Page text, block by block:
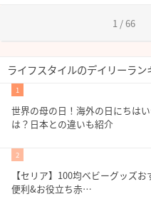
1 / 66
ライフスタイルのデイリーラン
1
世界の母の日！海外の日にちは
は？日本との違いも紹介
2
【セリア】100均ベビーグッズ
便利&お役立ち赤…